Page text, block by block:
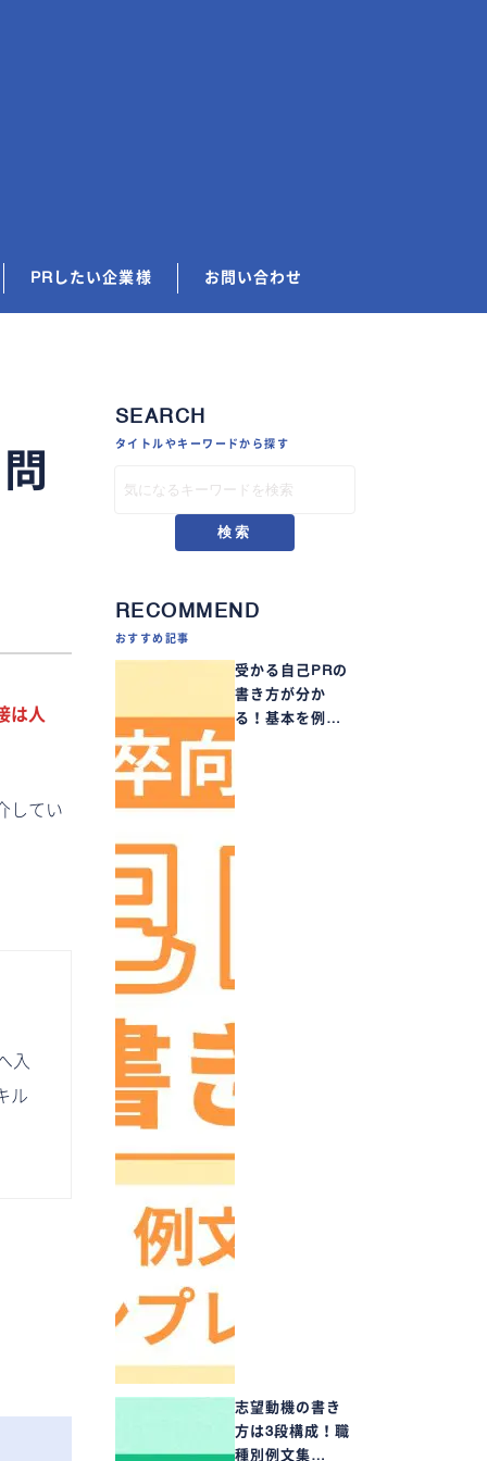
PRしたい企業様 お問い合わせ
は人
してい
入
ル
SEARCH
タイトルやキーワードから探す
検索
RECOMMEND
おすすめ記事
受かる自己PRの
書き方が分か
る！基本を例…
志望動機の書き
方は3段構成！職
種別例文集…